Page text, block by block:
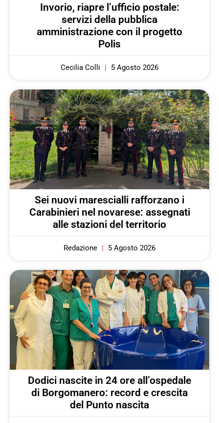
Invorio, riapre l’ufficio postale:
servizi della pubblica
amministrazione con il progetto
Polis
Cecilia Colli 5 Agosto 2026
Sei nuovi marescialli rafforzano i
Carabinieri nel novarese: assegnati
alle stazioni del territorio
Redazione 5 Agosto 2026
Dodici nascite in 24 ore all’ospedale
di Borgomanero: record e crescita
del Punto nascita